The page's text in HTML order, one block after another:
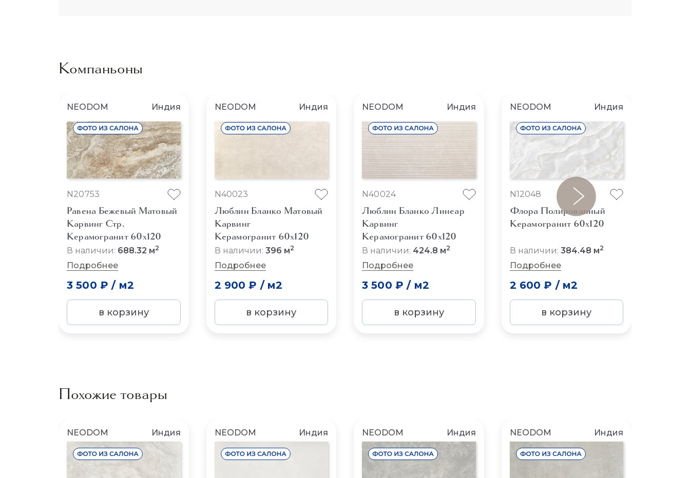
Компаньоны
NEODOM Индия
N20753
Равена Бежевый Матовый
Карвинг Стр.
Керамогранит 60x120
В наличии: 688.32 м2
Подробнее
3 500 ₽ / м2
в корзину
NEODOM Индия
N40023
Люблин Бланко Матовый
Карвинг
Керамогранит 60x120
В наличии: 396 м2
Подробнее
2 900 ₽ / м2
в корзину
NEODOM Индия
N40024
Люблин Бланко Линеар
Карвинг
Керамогранит 60x120
В наличии: 424.8 м2
Подробнее
3 500 ₽ / м2
в корзину
NEODOM Индия
N12048
Флора Полированный
Керамогранит 60x120
В наличии: 384.48 м2
Подробнее
2 600 ₽ / м2
в корзину
Похожие товары
NEODOM Индия NEODOM Индия NEODOM Индия NEODOM Индия